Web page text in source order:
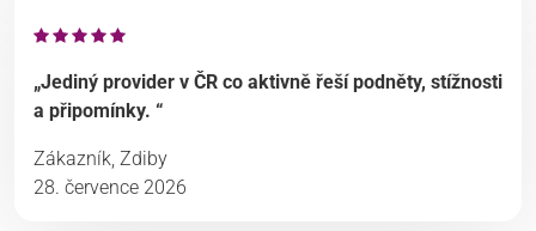
„Jediný provider v ČR co aktivně řeší podněty, stížnosti
a připomínky. “
Zákazník, Zdiby
28. července 2026